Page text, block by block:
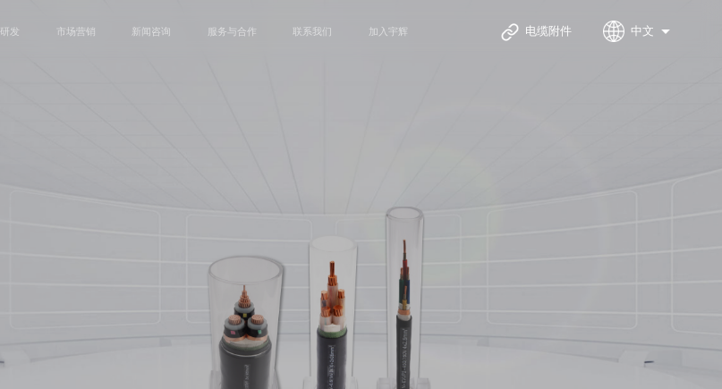
发 市场营销 新闻咨询 服务与合作 联系我们 加入宇辉 电缆附件 中文